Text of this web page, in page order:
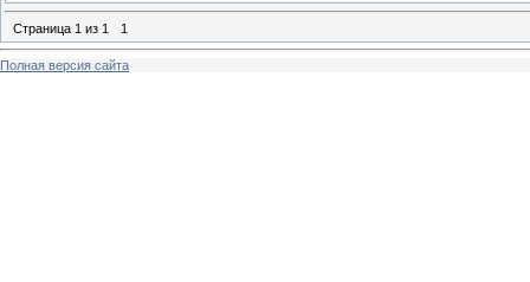
Страница 1 из 1 1
Полная версия сайта